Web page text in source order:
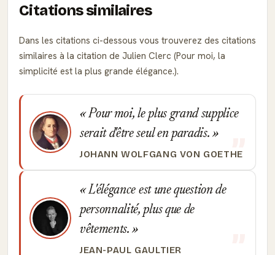
Citations similaires
Dans les citations ci-dessous vous trouverez des citations
similaires à la citation de Julien Clerc (Pour moi, la
simplicité est la plus grande élégance.).
Pour moi, le plus grand supplice
serait d'être seul en paradis.
JOHANN WOLFGANG VON GOETHE
L'élégance est une question de
personnalité, plus que de
vêtements.
JEAN-PAUL GAULTIER